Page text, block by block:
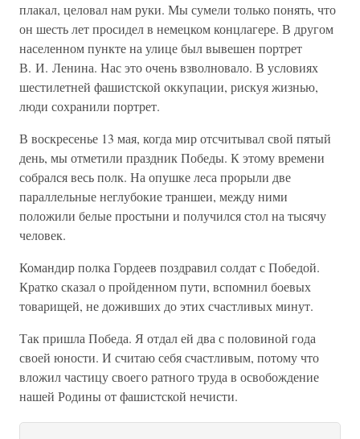
плакал, целовал нам руки. Мы сумели только понять, что
он шесть лет просидел в немецком концлагере. В другом
населенном пункте на улице был вывешен портрет
В. И. Ленина. Нас это очень взволновало. В условиях
шестилетней фашистской оккупации, рискуя жизнью,
люди сохранили портрет.
В воскресенье 13 мая, когда мир отсчитывал свой пятый
день, мы отметили праздник Победы. К этому времени
собрался весь полк. На опушке леса прорыли две
параллельные неглубокие траншеи, между ними
положили белые простыни и получился стол на тысячу
человек.
Командир полка Гордеев поздравил солдат с Победой.
Кратко сказал о пройденном пути, вспомнил боевых
товарищей, не доживших до этих счастливых минут.
Так пришла Победа. Я отдал ей два с половиной года
своей юности. И считаю себя счастливым, потому что
вложил частицу своего ратного труда в освобождение
нашей Родины от фашистской нечисти.